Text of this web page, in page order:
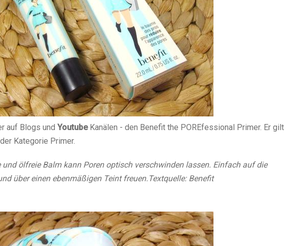
auf Blogs und YoutubeKanälen - den Benefit the POREfessional Primer. Er gilt
Kategorie Primer.
und ölfreie Balm kann Poren optisch verschwinden lassen. Einfach auf die
über einen ebenmäßigen Teint freuen.Textquelle: Benefit